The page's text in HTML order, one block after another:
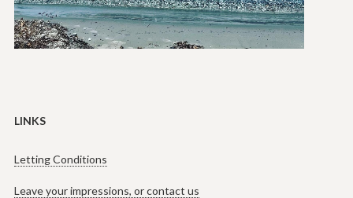
LINKS
Letting Conditions
Leave your impressions, or contact us